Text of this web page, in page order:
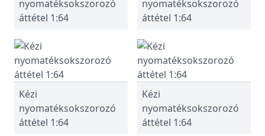
nyomatéksokszorozó
áttétel 1:64
nyomatéksokszorozó
áttétel 1:64
Kézi
nyomatéksokszorozó
áttétel 1:64
Kézi
nyomatéksokszorozó
áttétel 1:64